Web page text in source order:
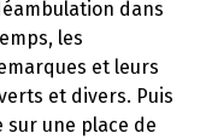
dans
les
et leurs
et divers. Puis
une place de